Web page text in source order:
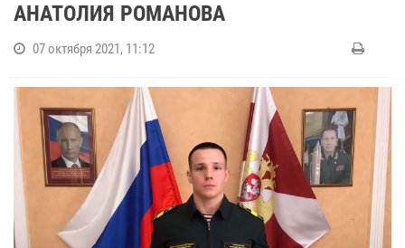
АНАТОЛИЯ РОМАНОВА
07 октября 2021, 11:12